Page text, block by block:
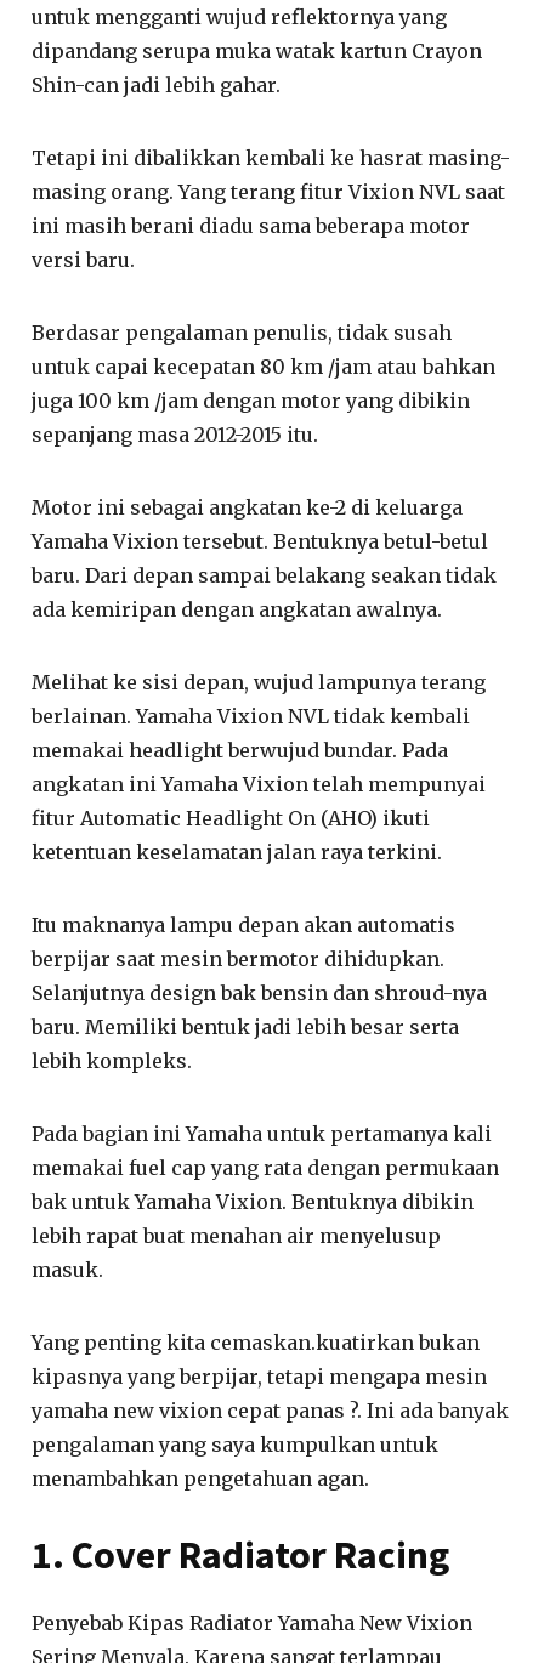
untuk mengganti wujud reflektornya yang
dipandang serupa muka watak kartun Crayon
Shin-can jadi lebih gahar.
Tetapi ini dibalikkan kembali ke hasrat masing-
masing orang. Yang terang fitur Vixion NVL saat
ini masih berani diadu sama beberapa motor
versi baru.
Berdasar pengalaman penulis, tidak susah
untuk capai kecepatan 80 km /jam atau bahkan
juga 100 km /jam dengan motor yang dibikin
sepanjang masa 2012-2015 itu.
Motor ini sebagai angkatan ke-2 di keluarga
Yamaha Vixion tersebut. Bentuknya betul-betul
baru. Dari depan sampai belakang seakan tidak
ada kemiripan dengan angkatan awalnya.
Melihat ke sisi depan, wujud lampunya terang
berlainan. Yamaha Vixion NVL tidak kembali
memakai headlight berwujud bundar. Pada
angkatan ini Yamaha Vixion telah mempunyai
fitur Automatic Headlight On (AHO) ikuti
ketentuan keselamatan jalan raya terkini.
Itu maknanya lampu depan akan automatis
berpijar saat mesin bermotor dihidupkan.
Selanjutnya design bak bensin dan shroud-nya
baru. Memiliki bentuk jadi lebih besar serta
lebih kompleks.
Pada bagian ini Yamaha untuk pertamanya kali
memakai fuel cap yang rata dengan permukaan
bak untuk Yamaha Vixion. Bentuknya dibikin
lebih rapat buat menahan air menyelusup
masuk.
Yang penting kita cemaskan.kuatirkan bukan
kipasnya yang berpijar, tetapi mengapa mesin
yamaha new vixion cepat panas ?. Ini ada banyak
pengalaman yang saya kumpulkan untuk
menambahkan pengetahuan agan.
1. Cover Radiator Racing
Penyebab Kipas Radiator Yamaha New Vixion
Sering Menyala. Karena sangat terlampau